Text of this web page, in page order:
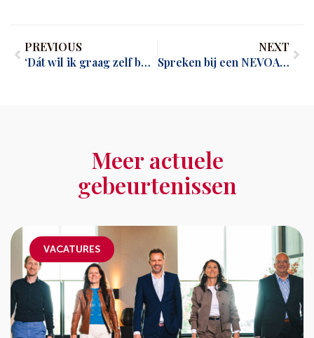
PREVIOUS
‘Dát wil ik graag zelf beoordelen.’
NEXT
Spreken bij een NEVOA-event?
Meer actuele
gebeurtenissen
VACATURES